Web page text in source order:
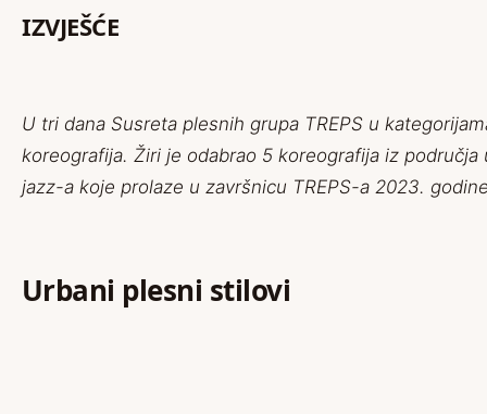
IZVJEŠĆE
U tri dana Susreta plesnih grupa TREPS u
koreografija. Žiri je odabrao 5 koreografija iz
jazz-a koje prolaze u završnicu TREPS-a 2023.
Urbani plesni stilovi